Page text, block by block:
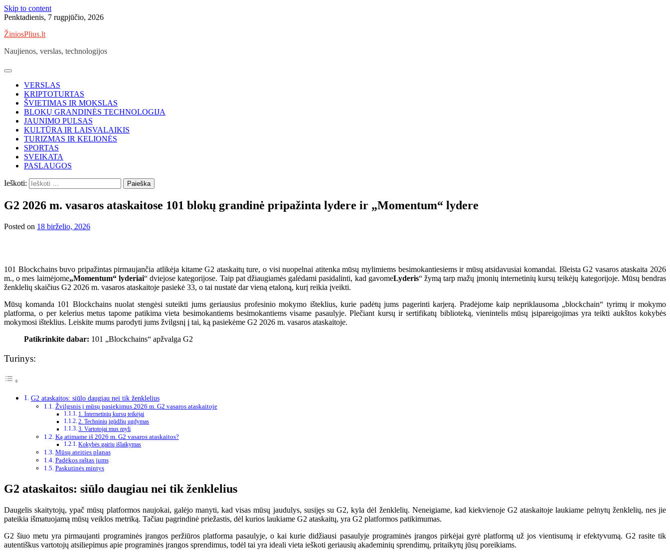
Skip to content
Penktadienis, 7 rugpjūčio, 2026
ŽiniosPlius.lt
Naujienos, verslas, technologijos
VERSLAS
KRIPTOTURTAS
ŠVIETIMAS IR MOKSLAS
BLOKŲ GRANDINĖS TECHNOLOGIJA
JAUNIMO PULSAS
KULTŪRA IR LAISVALAIKIS
TURIZMAS IR KELIONĖS
SPORTAS
SVEIKATA
PASLAUGOS
Ieškoti:
G2 2026 m. vasaros ataskaitose 101 blokų grandinė pripažinta lydere ir „Momentum“ lydere
Posted on 18 birželio, 2026
101 Blockchains buvo pripažintas pirmaujančia atlikėja kitame G2 ataskaitų ture, o visi nuopelnai atitenka mūsų mylimiems besimokantiesiems ir mūsų atsidavusiai komandai. Išleista G2 vasaros ataskaita 2026
m., o mes laimėjome„Momentum“ lyderiai“ dviejose kategorijose. Taip pat džiaugiamės galėdami pasidalinti, kad gavomeLyderis“ žymą tarp mažų įmonių internetinių kursų teikėjų kategorijoje. Mūsų bendras
ženklelių skaičius G2 2026 m. vasaros ataskaitoje pasiekė 33, o tai nustatė dar vieną etaloną, kurį reikia įveikti.
Mūsų komanda 101 Blockchains nuolat stengėsi suteikti jums geriausius profesinio mokymo išteklius, kurie padėtų jums pagerinti karjerą. Pradėjome kaip nepriklausoma „blockchain“ tyrimų ir mokymo
platforma, o per kelerius metus tapome patikima vieta besimokantiems besimokantiems visame pasaulyje. Plečiant kursų ir sertifikatų biblioteką, vienintelis mūsų įsipareigojimas yra teikti aukštos kokybės
mokymosi išteklius. Leiskite mums parodyti jums žvilgsnį į tai, ką pasiekėme G2 2026 m. vasaros ataskaitoje.
Patikrinkite dabar: 101 „Blockchains“ apžvalga G2
Turinys:
G2 ataskaitos: siūlo daugiau nei tik ženklelius
Žvilgsnis į mūsų pasiekimus 2026 m. G2 vasaros ataskaitoje
1. Internetinių kursų teikėjai
2. Techninių įgūdžių ugdymas
3. Vartotojai mus myli
Ką atimame iš 2026 m. G2 vasaros ataskaitos?
Kokybės gairių išlaikymas
Mūsų ateities planas
Padėkos raštas jums
Paskutinės mintys
G2 ataskaitos: siūlo daugiau nei tik ženklelius
Daugelis skaitytojų, ypač mūsų platformos naujokai, galėjo manyti, kad visas mūsų jaudulys, susijęs su G2, kyla dėl ženklelių. Neneigiame, kad kiekvienoje G2 ataskaitoje laukiame pelnytų ženklelių, nes jie
pateikia išmatuojamą mūsų veiklos metriką. Tačiau pagrindinė priežastis, dėl kurios laukiame G2 ataskaitų, yra G2 platformos patikimumas.
G2 šiuo metu yra pirmaujanti programinės įrangos peržiūros platforma pasaulyje, o kai kurie didžiausi pasaulyje programinės įrangos pirkėjai gyrė platformą už jos vientisumą ir efektyvumą. G2 rasite tik
autentiškus vartotojų atsiliepimus apie programinės įrangos sprendimus, todėl tai yra ideali vieta ieškoti geriausių akademinių sprendimų, pritaikytų jūsų poreikiams.